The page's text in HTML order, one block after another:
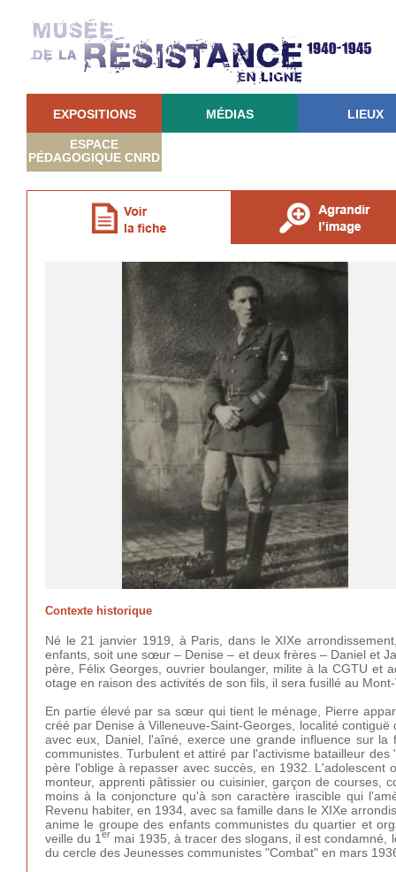
EXPOSITIONS MÉDIAS LIEUX
ESPACE
PÉDAGOGIQUE CNRD
Contexte historique
Né le 21 janvier 1919, à Paris, dans le XIXe
enfants, soit une sœur – Denise – et deux frères – Daniel et
père, Félix Georges, ouvrier boulanger, milite à la CGTU et
otage en raison des activités de son fils, il sera fusillé au
En partie élevé par sa sœur qui tient le ménage, Pierre
créé par Denise à Villeneuve-Saint-Georges, localité
avec eux, Daniel, l'aîné, exerce une grande influence sur
communistes. Turbulent et attiré par l'activisme batailleur
père l'oblige à repasser avec succès, en 1932.
monteur, apprenti pâtissier ou cuisinier, garçon de courses,
moins à la conjoncture qu'à son caractère irascible qui
Revenu habiter, en 1934, avec sa famille dans le XIXe
anime le groupe des enfants communistes du quartier et
veille du 1er mai 1935, à tracer des slogans, il est
du cercle des Jeunesses communistes "Combat" en mars